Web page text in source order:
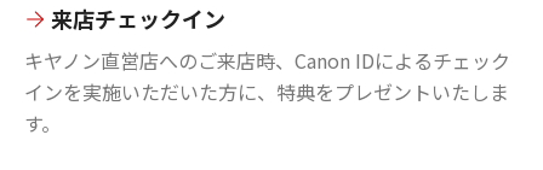
来店チェックイン
キヤノン直営店へのご来店時、Canon IDによるチェック
インを実施いただいた方に、特典をプレゼントいたしま
す。